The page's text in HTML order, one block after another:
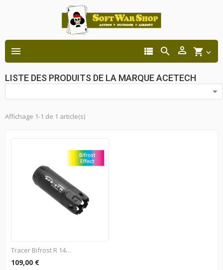
 shopping_cart 



LISTE DES PRODUITS DE LA MARQUE ACETECH

Affichage 1-1 de 1 article(s)
Tracer Bifrost R 14mm CCW
109,00 €